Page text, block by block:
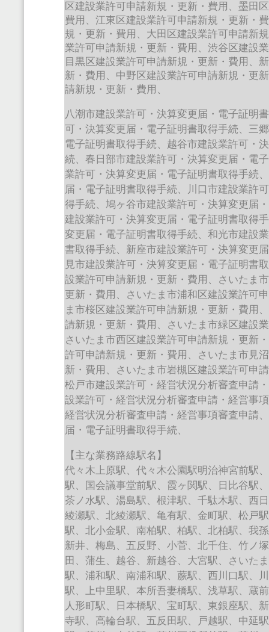
区建設業許可申請新規・更新・費用、墨田
費用、江東区建設業許可申請新規・更新・
規・更新・費用、大田区建設業許可申請新
業許可申請新規・更新・費用、渋谷区建設
目黒区建設業許可申請新規・更新・費用、
新・費用、中野区建設業許可申請新規・更
請新規・更新・費用、
八潮市建設業許可・決算変更届・電子証明
可・決算変更届・電子証明書取得手続、三
電子証明書取得手続、越谷市建設業許可・
続、春日部市建設業許可・決算変更届・電
業許可・決算変更届・電子証明書取得手続
届・電子証明書取得手続、川口市建設業許
得手続、鳩ヶ谷市建設業許可・決算変更届
建設業許可・決算変更届・電子証明書取得
変更届・電子証明書取得手続、和光市建設
書取得手続、新座市建設業許可・決算変更
見市建設業許可・決算変更届・電子証明書
設業許可申請新規・更新・費用、さいたま
更新・費用、さいたま市浦和区建設業許可
ま市桜区建設業許可申請新規・更新・費用
請新規・更新・費用、さいたま市緑区建設
さいたま市西区建設業許可申請新規・更新
許可申請新規・更新・費用、さいたま市見
新・費用、さいたま市岩槻区建設業許可申
松戸市建設業許可・経営状況分析審査申請
設業許可・経営状況分析審査申請・経営事
経営状況分析審査申請・経営事項審査申請
届・電子証明書取得手続、
【主な業務路線駅名】
代々木上原駅、代々木公園駅明治神宮前駅
駅、国会議事堂前駅、霞ヶ関駅、日比谷駅
茶ノ水駅、湯島駅、根津駅、千駄木駅、西
綾瀬駅、北綾瀬駅、亀有駅、金町駅、松戸
駅、北小金駅、南柏駅、柏駅、北柏駅、我
新井、梅島、五反野、小菅、北千住、竹ノ
田、蒲生、越谷、新越谷、大宮駅、さいた
駅、浦和駅、南浦和駅、蕨駅、西川口駅、
駅、上中里駅、本所吾妻橋駅、浅草駅、蔵
人形町駅、日本橋駅、宝町駅、東銀座駅、
寺駅、高輪台駅、五反田駅、戸越駅、中延